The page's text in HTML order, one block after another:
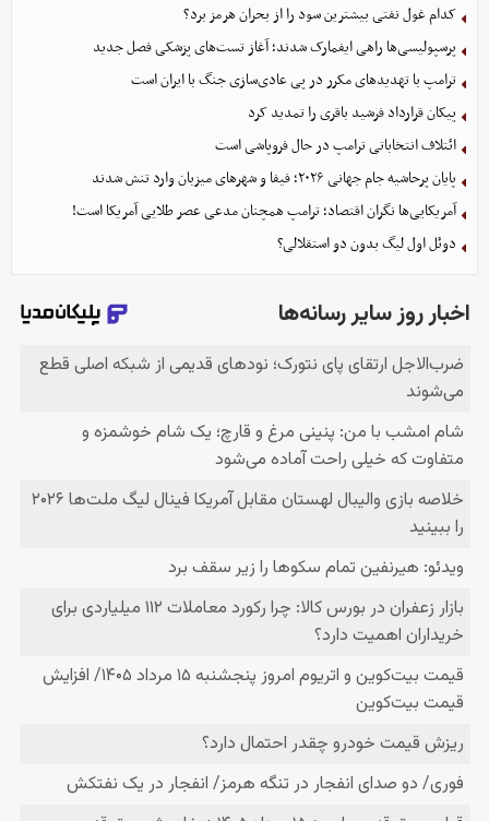
کدام غول نفتی بیشترین سود را از بحران هرمز برد؟
پرسپولیسی‌ها راهی ایفمارک شدند؛ آغاز تست‌های پزشکی فصل جدید
ترامپ با تهدیدهای مکرر در پی عادی‌سازی جنگ با ایران است
پیکان قرارداد فرشید باقری را تمدید کرد
ائتلاف انتخاباتی ترامپ در حال فروپاشی است
پایان پرحاشیه جام جهانی ۲۰۲۶؛ فیفا و شهرهای میزبان وارد تنش شدند
آمریکایی‌ها نگران اقتصاد؛ ترامپ همچنان مدعی عصر طلایی آمریکا است!
دوئل اول لیگ بدون دو استقلالی؟